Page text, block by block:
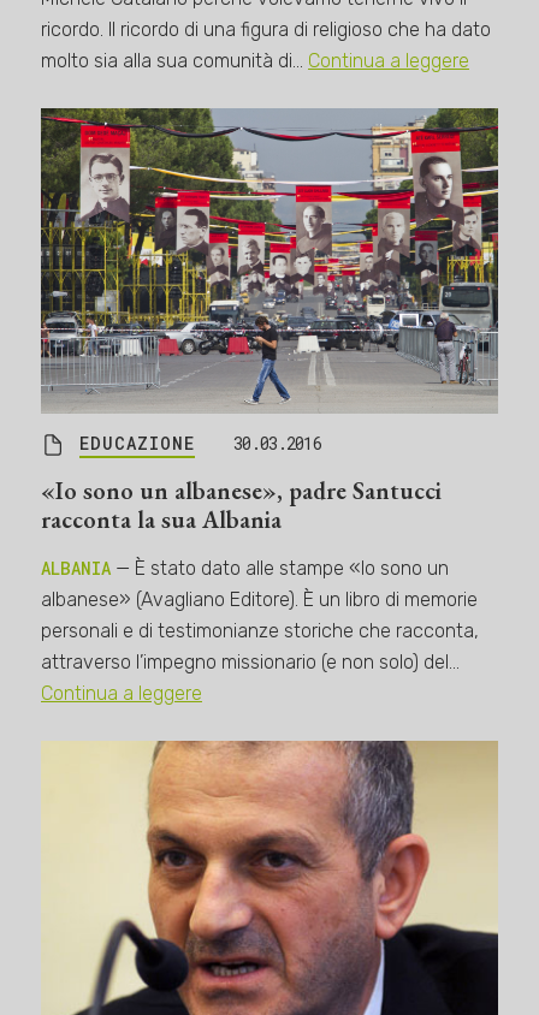
ricordo. Il ricordo di una figura di religioso che ha dato
molto sia alla sua comunità di… Continua a leggere
EDUCAZIONE 30.03.2016
«Io sono un albanese», padre Santucci
racconta la sua Albania
ALBANIA — È stato dato alle stampe «Io sono un
albanese» (Avagliano Editore). È un libro di memorie
personali e di testimonianze storiche che racconta,
attraverso l’impegno missionario (e non solo) del…
Continua a leggere